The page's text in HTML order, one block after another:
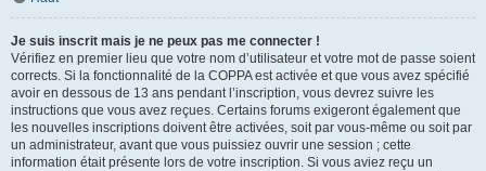
Je suis inscrit mais je ne peux pas me connecter !
Vérifiez en premier lieu que votre nom d’utilisateur et votre mot de passe soient
corrects. Si la fonctionnalité de la COPPA est activée et que vous avez spécifié
avoir en dessous de 13 ans pendant l’inscription, vous devrez suivre les
instructions que vous avez reçues. Certains forums exigeront également que
les nouvelles inscriptions doivent être activées, soit par vous-même ou soit par
un administrateur, avant que vous puissiez ouvrir une session ; cette
information était présente lors de votre inscription. Si vous aviez reçu un